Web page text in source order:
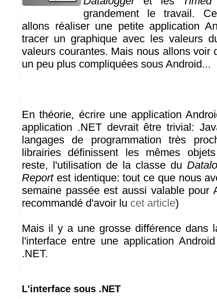
grandement le travail.
allons réaliser une petite application
tracer un graphique avec les valeurs
valeurs courantes. Mais nous allons voir
un peu plus compliquées sous Android...
En théorie, écrire une application
application .NET devrait être trivial:
langages de programmation très
librairies définissent les mêmes
reste, l'utilisation de la classe du
Reportest identique: tout ce que nous
semaine passée est aussi valable pour
recommandé d'avoir lu cet article)
Mais il y a une grosse différence dans
l'interface entre une application
.NET.
L'interface sous .NET